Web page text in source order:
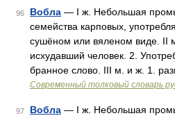
96 Вобла — I ж. Небольшая
семейства карповых,
сушёном или вяленом виде. II
исхудавший человек. 2.
бранное слово. III м. и ж. 1.
Современный толковый словарь
97 Вобла — I ж. Небольшая